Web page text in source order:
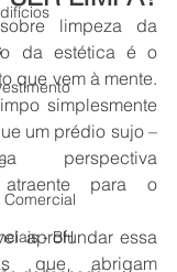
Comercial
- BH
limpeza da
da estética é o
que vem à mente.
simplesmente
um prédio sujo –
perspectiva
para o
aprofundar essa
que abrigam